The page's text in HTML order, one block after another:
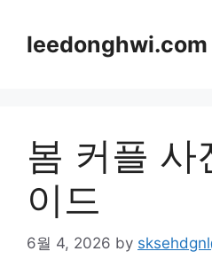
contentleedonghwi.com
봄 커플 사
이드
6월 4, 2026 by